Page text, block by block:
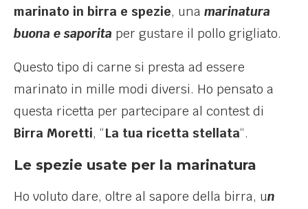
marinato in birra e spezie, una marinatura
buona e saporita per gustare il pollo grigliato.
Questo tipo di carne si presta ad essere
marinato in mille modi diversi. Ho pensato a
questa ricetta per partecipare al contest di
Birra Moretti, “La tua ricetta stellata“.
Le spezie usate per la marinatura
Ho voluto dare, oltre al sapore della birra, un